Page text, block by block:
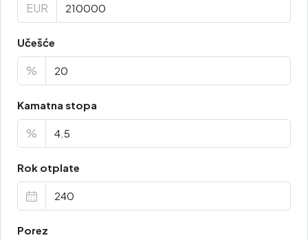
EUR
Učešće
%
Kamatna stopa
%
Rok otplate
Porez